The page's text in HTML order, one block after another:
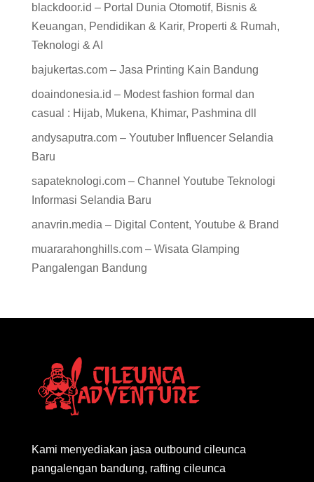
blackdoor.id – Portal Dunia Otomotif, Bisnis &
Keuangan, Pendidikan & Karir, Properti & Rumah,
Teknologi & AI
bajukertas.com – Jasa Printing Kain Bandung
doaindonesia.id – Modest fashion formal dan
casual : Hijab, Mukena, Khimar, Pashmina dll
andysaputra.com – Youtuber Influencer Selandia
Baru
sapateknologi.com – Channel Youtube Teknologi
Informasi Selandia Baru
anavrin.media – Digital Content, Youtube & Brand
muararahonghills.com – Wisata Glamping
Pangalengan Bandung
Kami menyediakan jasa outbound cileunca
pangalengan bandung, rafting cileunca